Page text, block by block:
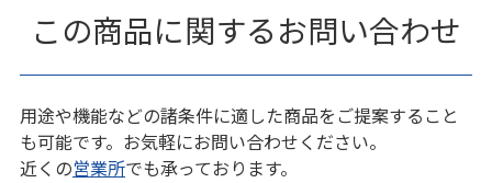
この商品に関するお問い合わせ
用途や機能などの諸条件に適した商品をご提案すること
も可能です。お気軽にお問い合わせください。
近くの営業所でも承っております。